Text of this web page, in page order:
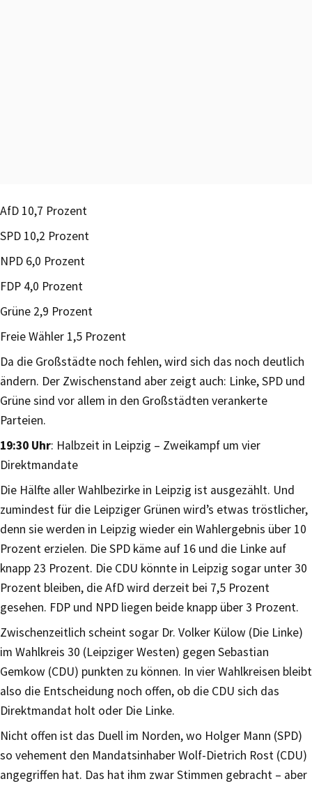
AfD 10,7 Prozent
SPD 10,2 Prozent
NPD 6,0 Prozent
FDP 4,0 Prozent
Grüne 2,9 Prozent
Freie Wähler 1,5 Prozent
Da die Großstädte noch fehlen, wird sich das noch deutlich
ändern. Der Zwischenstand aber zeigt auch: Linke, SPD und
Grüne sind vor allem in den Großstädten verankerte
Parteien.
19:30 Uhr: Halbzeit in Leipzig – Zweikampf um vier
Direktmandate
Die Hälfte aller Wahlbezirke in Leipzig ist ausgezählt. Und
zumindest für die Leipziger Grünen wird’s etwas tröstlicher,
denn sie werden in Leipzig wieder ein Wahlergebnis über 10
Prozent erzielen. Die SPD käme auf 16 und die Linke auf
knapp 23 Prozent. Die CDU könnte in Leipzig sogar unter 30
Prozent bleiben, die AfD wird derzeit bei 7,5 Prozent
gesehen. FDP und NPD liegen beide knapp über 3 Prozent.
Zwischenzeitlich scheint sogar Dr. Volker Külow (Die Linke)
im Wahlkreis 30 (Leipziger Westen) gegen Sebastian
Gemkow (CDU) punkten zu können. In vier Wahlkreisen bleibt
also die Entscheidung noch offen, ob die CDU sich das
Direktmandat holt oder Die Linke.
Nicht offen ist das Duell im Norden, wo Holger Mann (SPD)
so vehement den Mandatsinhaber Wolf-Dietrich Rost (CDU)
angegriffen hat. Das hat ihm zwar Stimmen gebracht – aber